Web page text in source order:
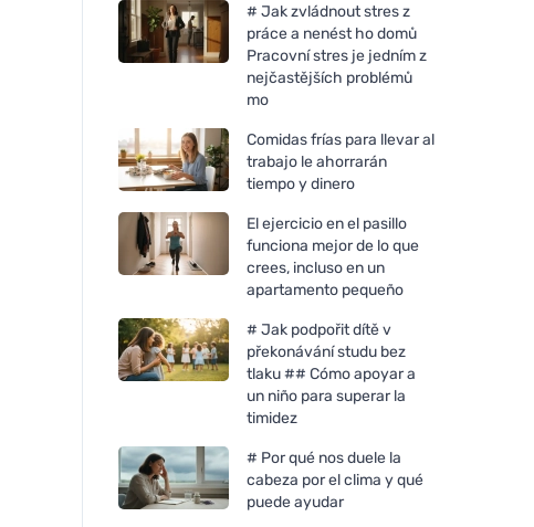
# Jak zvládnout stres z
práce a nenést ho domů
Pracovní stres je jedním z
nejčastějších problémů
mo
Comidas frías para llevar al
trabajo le ahorrarán
tiempo y dinero
El ejercicio en el pasillo
funciona mejor de lo que
crees, incluso en un
apartamento pequeño
# Jak podpořit dítě v
překonávání studu bez
tlaku ## Cómo apoyar a
un niño para superar la
timidez
# Por qué nos duele la
cabeza por el clima y qué
puede ayudar